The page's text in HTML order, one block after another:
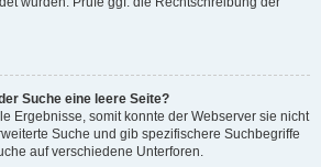
Suche eine leere Seite?
Ergebnisse, somit konnte der Webserver sie nicht
Suche und gib spezifischere Suchbegriffe
auf verschiedene Unterforen.